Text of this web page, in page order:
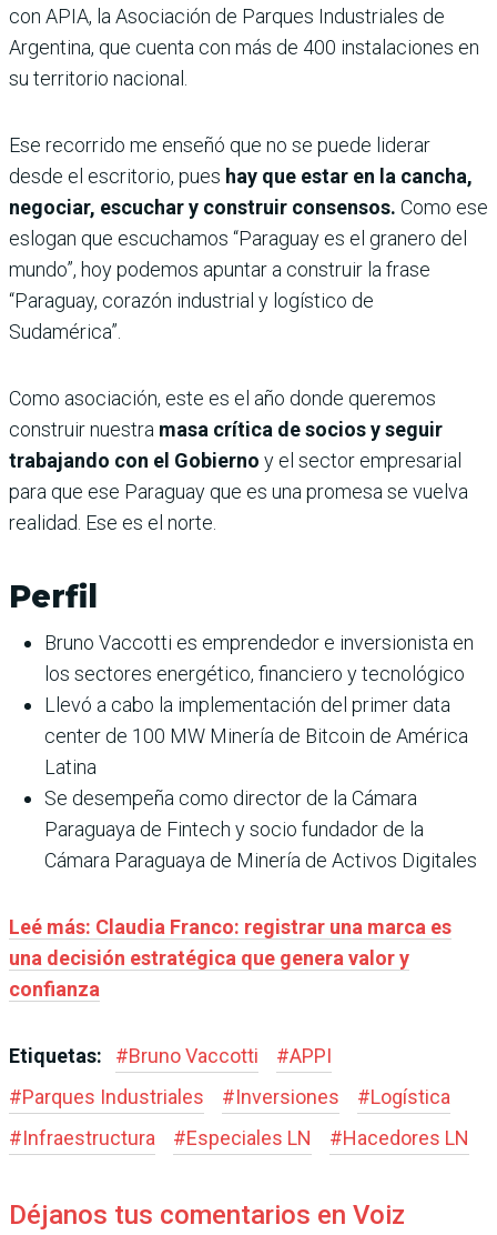
con APIA, la Asociación de Parques Industriales de
Argentina, que cuenta con más de 400 instalaciones en
su territorio nacional.
Ese recorrido me enseñó que no se puede liderar
desde el escritorio, pues hay que estar en la cancha,
negociar, escuchar y construir consensos. Como ese
eslogan que escuchamos “Paraguay es el granero del
mundo”, hoy podemos apuntar a construir la frase
“Paraguay, corazón industrial y logístico de
Sudamérica”.
Como asociación, este es el año donde queremos
construir nuestra masa crítica de socios y seguir
trabajando con el Gobierno y el sector empresarial
para que ese Paraguay que es una promesa se vuelva
realidad. Ese es el norte.
Perfil
Bruno Vaccotti es emprendedor e inversionista en
los sectores energético, financiero y tecnológico
Llevó a cabo la implementación del primer data
center de 100 MW Minería de Bitcoin de América
Latina
Se desempeña como director de la Cámara
Paraguaya de Fintech y socio fundador de la
Cámara Paraguaya de Minería de Activos Digitales
Leé más: Claudia Franco: registrar una marca es
una decisión estratégica que genera valor y
confianza
Etiquetas: #Bruno Vaccotti #APPI
#Parques Industriales #Inversiones #Logística
#Infraestructura #Especiales LN #Hacedores LN
Déjanos tus comentarios en Voiz